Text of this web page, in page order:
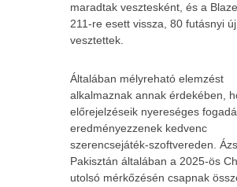
maradtak vesztesként, és a
211-re esett vissza, 80 futásnyi
vesztettek.
Általában mélyreható elemzést
alkalmaznak annak érdekében,
előrejelzéseik nyereséges
eredményezzenek kedvenc
szerencsejáték-szoftvereden.
Pakisztán általában a 2025-ös
utolsó mérkőzésén csapnak